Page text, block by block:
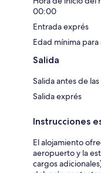
00:00
Entrada exprés
Edad mínima
Salida
Salida antes de
Salida exprés
Instrucciones
El alojamiento
aeropuerto y la
cargos